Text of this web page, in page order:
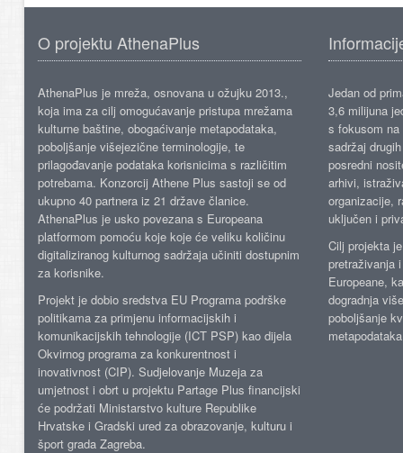
O projektu AthenaPlus
AthenaPlus je mreža, osnovana u ožujku 2013.,
koja ima za cilj omogućavanje pristupa mrežama
kulturne baštine, obogaćivanje metapodataka,
poboljšanje višejezične terminologije, te
prilagođavanje podataka korisnicima s različitim
potrebama. Konzorcij Athene Plus sastoji se od
ukupno 40 partnera iz 21 države članice.
AthenaPlus je usko povezana s Europeana
platformom pomoću koje koje će veliku količinu
digitaliziranog kulturnog sadržaja učiniti dostupnim
za korisnike.
Projekt je dobio sredstva EU Programa podrške
politikama za primjenu informacijskih i
komunikacijskih tehnologije (ICT PSP) kao dijela
Okvirnog programa za konkurentnost i
inovativnost (CIP). Sudjelovanje Muzeja za
umjetnost i obrt u projektu Partage Plus financijski
će podržati Ministarstvo kulture Republike
Hrvatske i Gradski ured za obrazovanje, kulturu i
šport grada Zagreba.
Jedan od
3,6 milijuna
s fokusom
sadržaj
posredni
arhivi,
organizacije,
uključen i
Cilj projekta
pretraživanja
Europeane,
dogradnja
poboljšanje